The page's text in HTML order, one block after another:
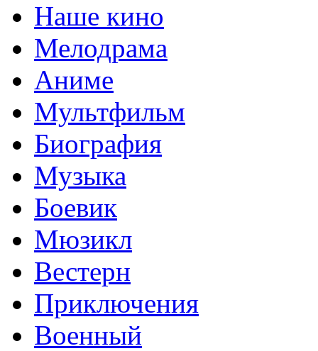
Наше кино
Мелодрама
Аниме
Мультфильм
Биография
Музыка
Боевик
Мюзикл
Вестерн
Приключения
Военный